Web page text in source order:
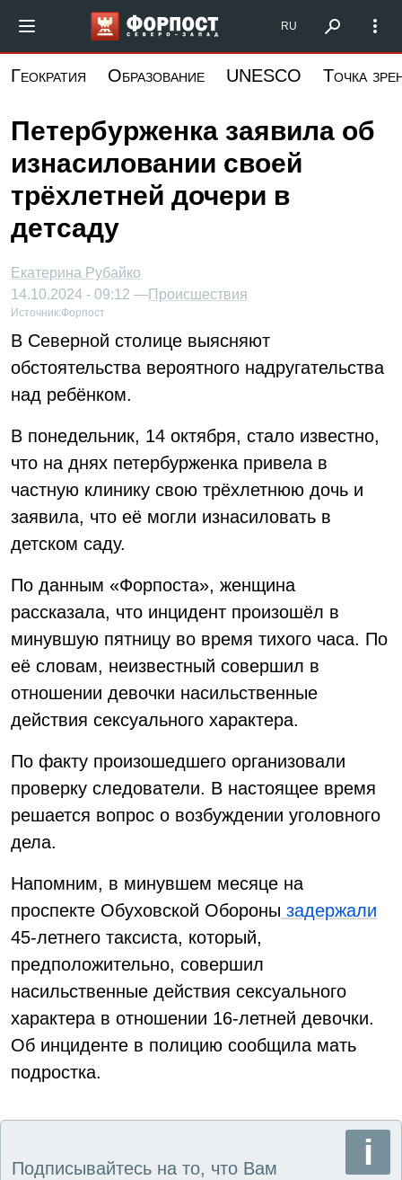
основному
Форпост Северо-Запад
RU
Геократия Образование UNESCO Точка
Петербурженка заявила об
изнасиловании своей
трёхлетней дочери в
детсаду
Екатерина Рубайко
14.10.2024 - 09:12 —Происшествия
Источник:Форпост
В Северной столице выясняют
обстоятельства вероятного надругательства
над ребёнком.
В понедельник, 14 октября, стало известно,
что на днях петербурженка привела в
частную клинику свою трёхлетнюю дочь и
заявила, что её могли изнасиловать в
детском саду.
По данным «Форпоста», женщина
рассказала, что инцидент произошёл в
минувшую пятницу во время тихого часа. По
её словам, неизвестный совершил в
отношении девочки насильственные
действия сексуального характера.
По факту произошедшего организовали
проверку следователи. В настоящее время
решается вопрос о возбуждении уголовного
дела.
Напомним, в минувшем месяце на
проспекте Обуховской Обороны задержали
45-летнего таксиста, который,
предположительно, совершил
насильственные действия сексуального
характера в отношении 16-летней девочки.
Об инциденте в полицию сообщила мать
подростка.
Подписывайтесь на то, что Вам